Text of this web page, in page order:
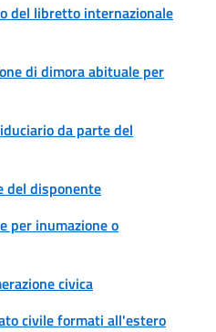
del libretto internazionale
di dimora abituale per
da parte del
del disponente
per inumazione o
civica
civile formati all'estero